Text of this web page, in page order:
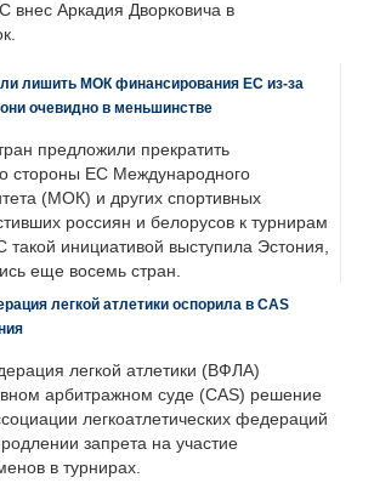
внес Аркадия Дворковича в
лишить МОК финансирования ЕС из-за
очевидно в меньшинстве
предложили прекратить
стороны ЕС Международного
(МОК) и других спортивных
россиян и белорусов к турнирам
такой инициативой выступила Эстония,
еще восемь стран.
легкой атлетики оспорила в CAS
легкой атлетики (ВФЛА)
арбитражном суде (CAS) решение
легкоатлетических федераций
запрета на участие
в турнирах.